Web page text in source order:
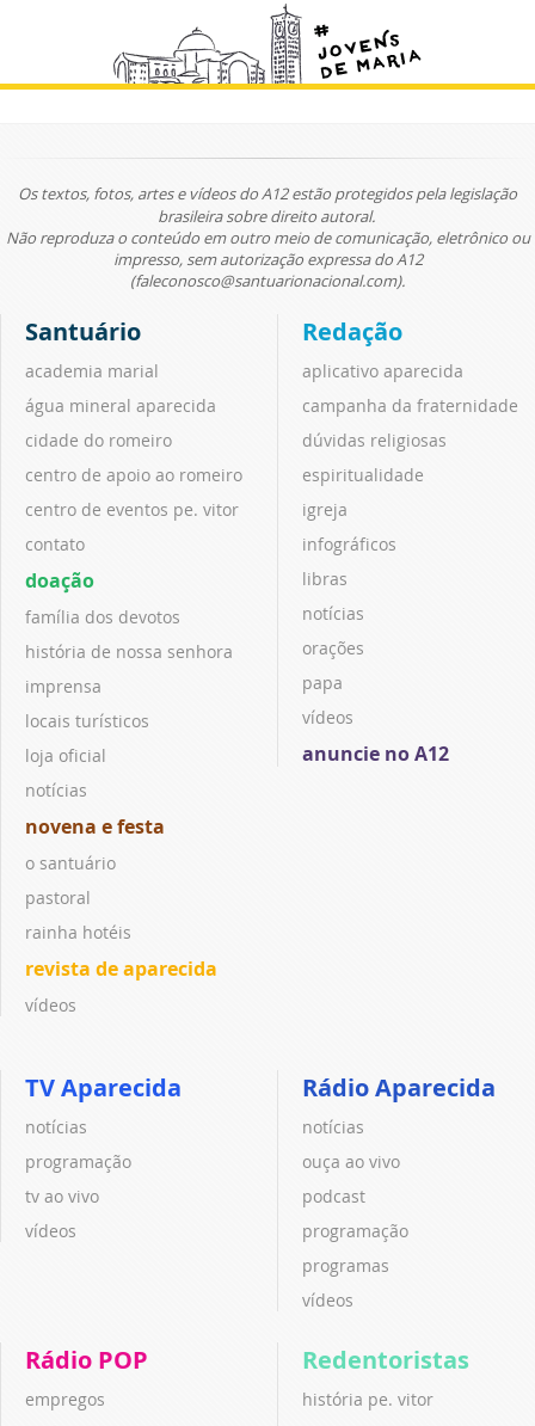
Os textos, fotos, artes e vídeos do A12 estão protegidos pela legislação
brasileira sobre direito autoral.
Não reproduza o conteúdo em outro meio de comunicação, eletrônico ou
impresso, sem autorização expressa do A12
(faleconosco@santuarionacional.com).
Santuário
academia marial
água mineral aparecida
cidade do romeiro
centro de apoio ao romeiro
centro de eventos pe. vitor
contato
doação
família dos devotos
história de nossa senhora
imprensa
locais turísticos
loja oficial
notícias
novena e festa
o santuário
pastoral
rainha hotéis
revista de aparecida
vídeos
Redação
aplicativo aparecida
campanha da fraternidade
dúvidas religiosas
espiritualidade
igreja
infográficos
libras
notícias
orações
papa
vídeos
anuncie no A12
TV Aparecida
notícias
programação
tv ao vivo
vídeos
Rádio Aparecida
notícias
ouça ao vivo
podcast
programação
programas
vídeos
Rádio POP
empregos
Redentoristas
história pe. vitor